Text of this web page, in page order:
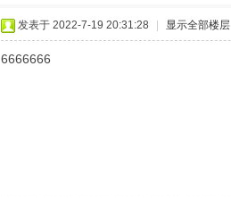
发表于 2022-7-19 20:31:28 显示全部楼层
6666666